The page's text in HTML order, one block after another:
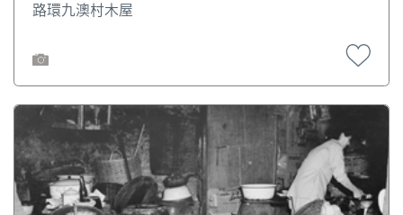
路環九澳村木屋